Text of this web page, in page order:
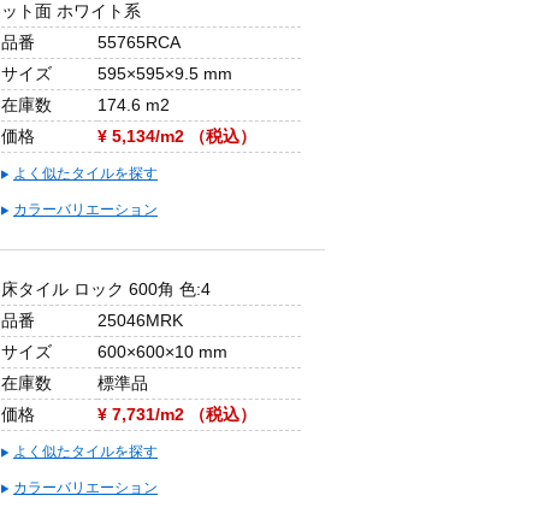
ット面 ホワイト系
品番
55765RCA
サイズ
595×595×9.5 mm
在庫数
174.6 m2
価格
¥ 5,134/m2 （税込）
よく似たタイルを探す
カラーバリエーション
床タイル ロック 600角 色:4
品番
25046MRK
サイズ
600×600×10 mm
在庫数
標準品
価格
¥ 7,731/m2 （税込）
よく似たタイルを探す
カラーバリエーション